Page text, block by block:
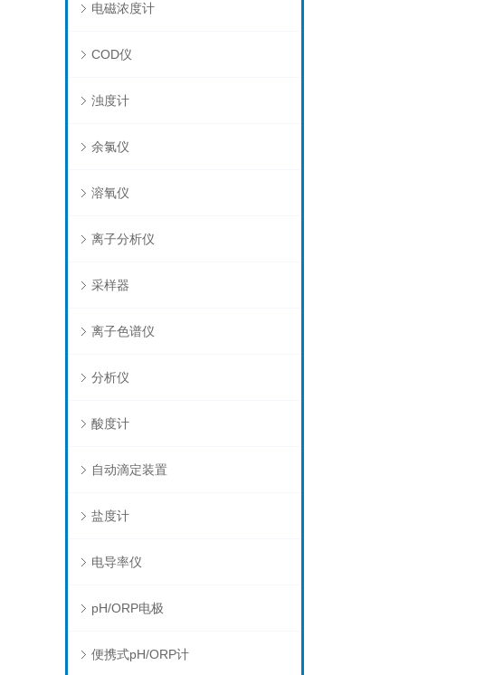
电磁浓度计
COD仪
浊度计
余氯仪
溶氧仪
离子分析仪
采样器
离子色谱仪
分析仪
酸度计
自动滴定装置
盐度计
电导率仪
pH/ORP电极
便携式pH/ORP计